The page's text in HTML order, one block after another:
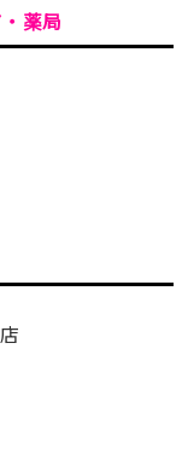
薬局